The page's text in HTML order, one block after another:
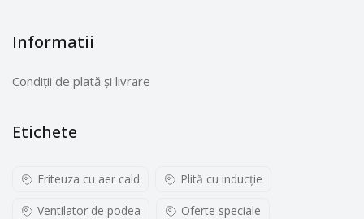
Informatii
Condiții de plată și livrare
Etichete
Friteuza cu aer cald Plită cu inducţie
Ventilator de podea Oferte speciale